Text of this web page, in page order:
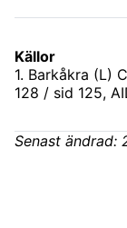
Källor
1. Barkåkra (L)
128 / sid 125,
Senast ändrad: